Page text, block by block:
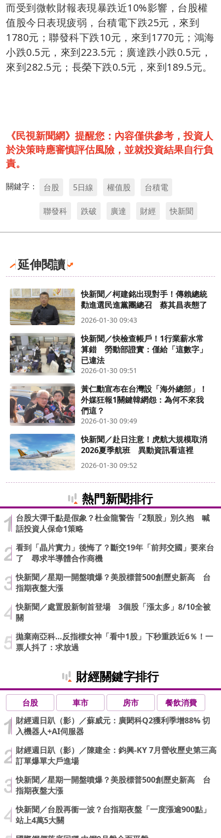
而受到微軟財報表現暴跌近10%影響，台股權
值股今日表現疲弱，台積電下跌25元，來到
1780元；聯發科下跌10元，來到1770元；鴻海
小跌0.5元，來到223.5元；廣達跌小跌0.5元，
來到282.5元；長榮下跌0.5元，來到189.5元。
《民視新聞網》提醒您：內容僅供參考，投資人
於決策時應審慎評估風險，並就投資結果自行負
責。
關鍵字： 台股 5日線 權值股 台積電
聯發科 跌破 廣達 財經 快新聞
延伸閱讀
快新聞／柯建銘出現對手！傳賴總統
勸進選民進黨團總召 蔡其昌表態了
2026-01-30 09:43
快新聞／快檢查帳戶！1行業薪水常
算錯 勞動部證實：僅給「這數字」
已違法
2026-01-30 09:51
黃仁勳宣布在台灣設「海外總部」！
外媒狂報1關鍵韓網怨：為何不來我
們這？
2026-01-30 09:49
快新聞／赴日注意！虎航大規模取消
2026夏季航班 異動資訊看這裡
2026-01-30 09:52
熱門新聞排行
台股大彈千點是假象？杜金龍警告「2類股」別久抱 喊
話投資人保命1策略
看到「晶片實力」後悔了？斷交19年「前邦交國」要來台
了 尋求半導體合作商機
快新聞／星期一開盤噴爆？美股標普500創歷史新高 台
指期夜盤大漲
快新聞／處置股新制首登場 3個股「漲太多」8/10全被
關
拋棄南亞科…反指標女神「看中1股」下秒重跌近6％！一
票人抖了：求放過
財經關鍵字排行
台股 車市 房市
餐飲消費
財經週日趴（影）／蘇威元：廣閎科Q2獲利季增88% 切
入機器人+AI伺服器
財經週日趴（影）／陳建全：鈞興-KY 7月營收歷史第三高
訂單爆單大戶進場
快新聞／星期一開盤噴爆？美股標普500創歷史新高 台
指期夜盤大漲
快新聞／台股再衝一波？台指期夜盤「一度漲逾900點」
站上4萬5大關